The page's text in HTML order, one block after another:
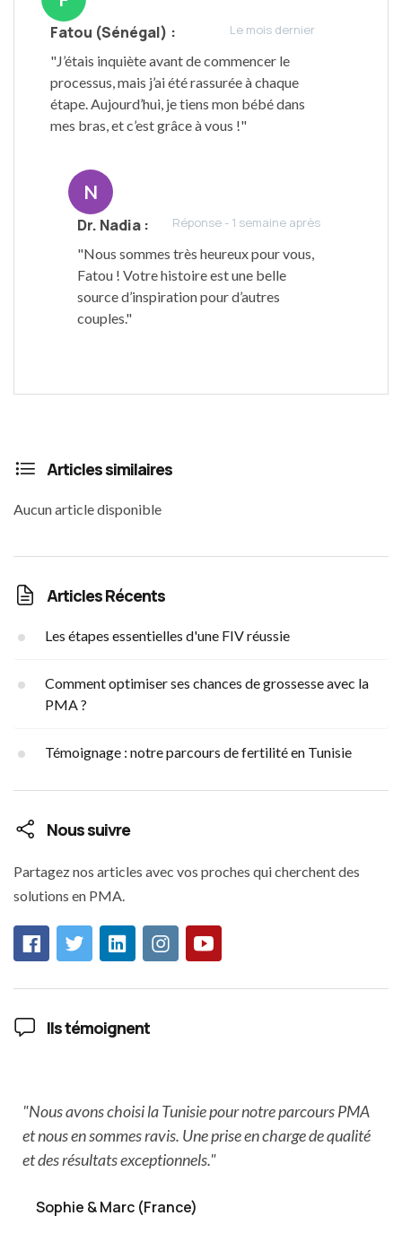
Fatou (Sénégal) : Le mois dernier
"J’étais inquiète avant de commencer le
processus, mais j’ai été rassurée à chaque
étape. Aujourd’hui, je tiens mon bébé dans
mes bras, et c’est grâce à vous !"
N
Dr. Nadia : Réponse - 1 semaine après
"Nous sommes très heureux pour vous,
Fatou ! Votre histoire est une belle
source d’inspiration pour d’autres
couples."
Articles similaires
Aucun article disponible
Articles Récents
Les étapes essentielles d'une FIV réussie
Comment optimiser ses chances de grossesse avec la
PMA ?
Témoignage : notre parcours de fertilité en Tunisie
Nous suivre
Partagez nos articles avec vos proches qui cherchent des
solutions en PMA.
Ils témoignent
"Nous avons choisi la Tunisie pour notre parcours PMA
et nous en sommes ravis. Une prise en charge de qualité
et des résultats exceptionnels."
Sophie & Marc (France)